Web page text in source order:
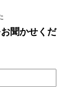
聞かせくだ